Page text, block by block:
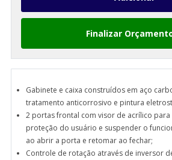
Finalizar
Gabinete e caixa construídos em aço
tratamento anticorrosivo e pintura
2 portas frontal com visor de acrílico
proteção do usuário e suspender o
ao abrir a porta e retomar ao fechar;
Controle de rotação através de inversor